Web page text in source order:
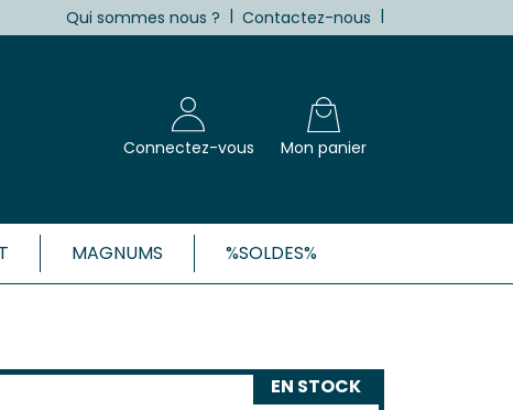
|
Contactez-nous
|
Qui sommes nous ?
Connectez-vous Mon panier
Blanc
MAGNUMS %SOLDES%
EN STOCK